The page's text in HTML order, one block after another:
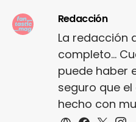
Redacción
La redacción
completo...
puede haber
seguro que
hecho con